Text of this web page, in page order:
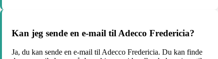
Kan jeg sende en e-mail til Adecco Fredericia?
Ja, du kan sende en e-mail til Adecco Fredericia. Du kan finde